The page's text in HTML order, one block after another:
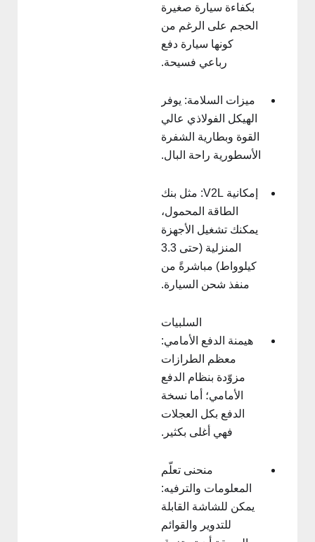
بكفاءة سيارة صغيرة
الحجم على الرغم من
كونها سيارة دفع
رباعي فسيحة.
ميزات السلامة: يوفر
الهيكل الفولاذي عالي
القوة وبطارية الشفرة
الأسطورية راحة البال.
إمكانية V2L: مثل بنك
الطاقة المحمول،
يمكنك تشغيل الأجهزة
المنزلية (حتى 3.3
كيلوواط) مباشرةً من
منفذ شحن السيارة.
السلبيات
هيمنة الدفع الأمامي:
معظم الطرازات
مزوّدة بنظام الدفع
الأمامي؛ أما نسخة
الدفع بكل العجلات
فهي أغلى بكثير.
منحنى تعلّم
المعلومات والترفيه:
يمكن للشاشة القابلة
للتدوير والقوائم